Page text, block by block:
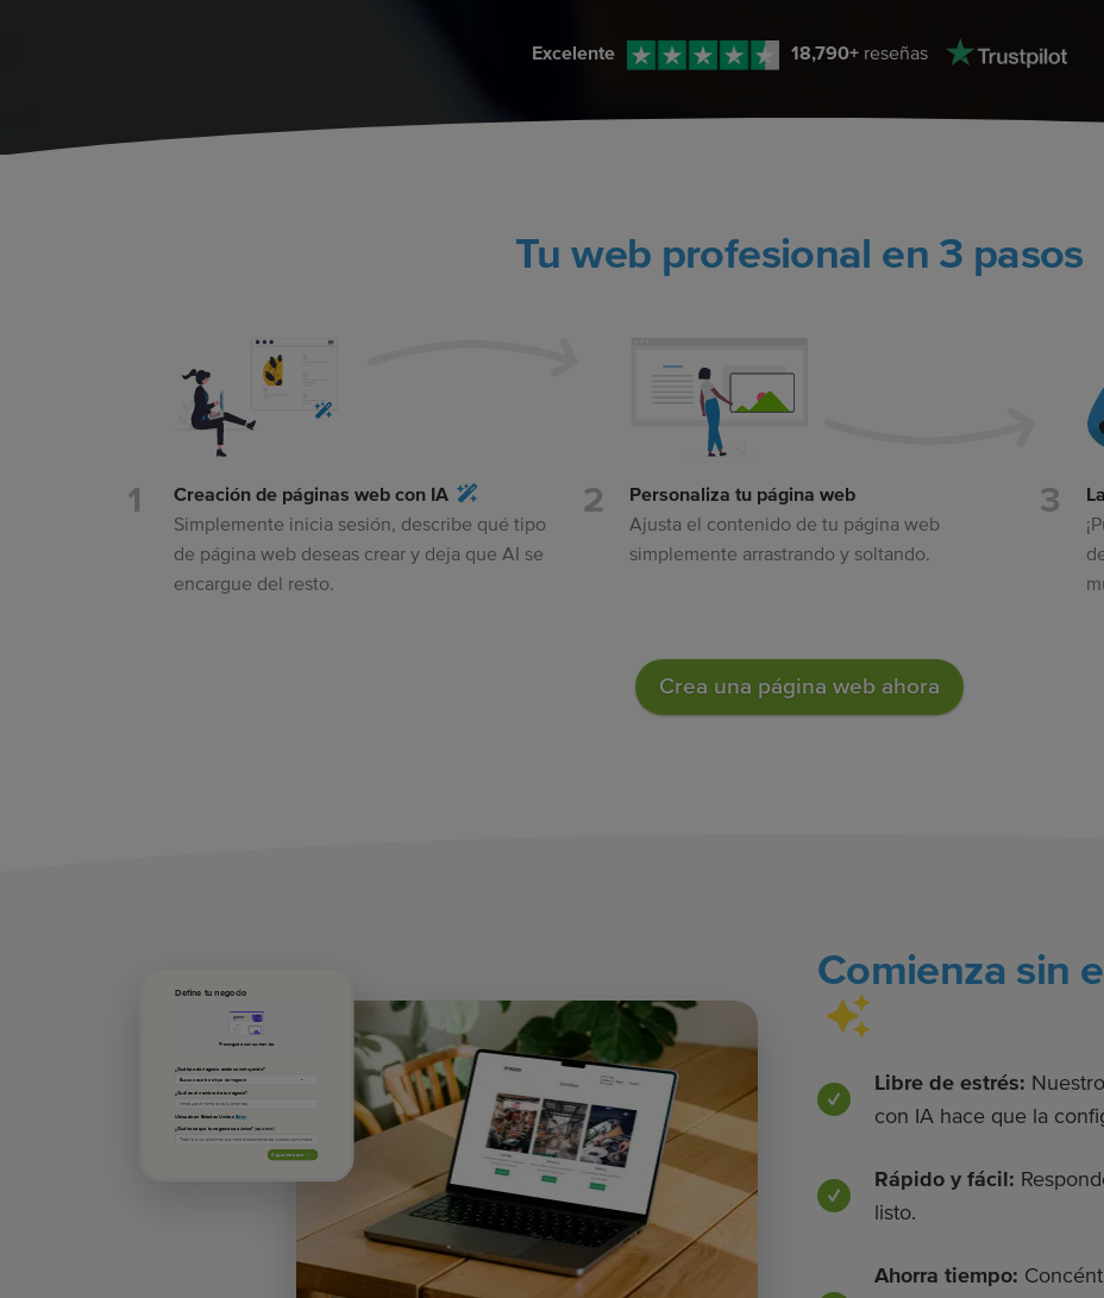
Excelente 18,790+ reseñas
Tu web profesional en 3 pasos
Creación de páginas web con IA
Simplemente inicia sesión, describe qué tipo
de página web deseas crear y deja que AI se
encargue del resto.
Personaliza tu página web
Ajusta el contenido de tu página web
simplemente arrastrando y soltando.
Crea una página web ahora
Define tu negocio
Precargado con contenido
¿Qué tipo de negocio estás construyendo?
¿Cuál es el nombre de tu negocio?
Ubicado en Estados Unidos Editar
¿Qué hace que tu negocio sea único?(opcional)
Siguiente paso
Comienza sin
Libre de estrés:
con IA hace que la
Rápido y fácil:
listo.
Ahorra tiempo: